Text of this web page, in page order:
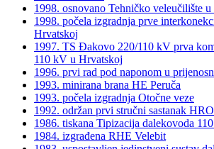
1998. osnovano Tehničko veleučilište u
1998. počela izgradnja prve
Hrvatskoj
1997. TS Đakovo 220/110 kV prva
110 kV u Hrvatskoj
1996. prvi rad pod naponom u
1993. minirana brana HE Peruča
1993. počela izgradnja Otočne veze
1992. održan prvi stručni sastanak
1986. tiskana Tipizacija dalekovoda
1984. izgrađena RHE Velebit